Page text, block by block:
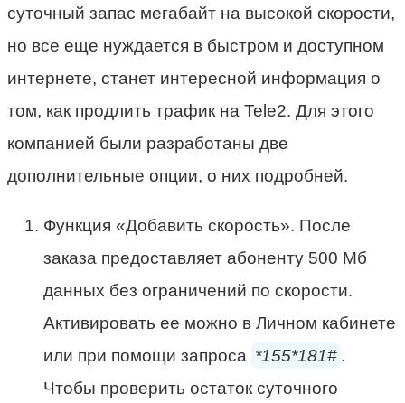
суточный запас мегабайт на высокой скорости,
но все еще нуждается в быстром и доступном
интернете, станет интересной информация о
том, как продлить трафик на Tele2. Для этого
компанией были разработаны две
дополнительные опции, о них подробней.
Функция «Добавить скорость». После
заказа предоставляет абоненту 500 Мб
данных без ограничений по скорости.
Активировать ее можно в Личном кабинете
или при помощи запроса *155*181# .
Чтобы проверить остаток суточного